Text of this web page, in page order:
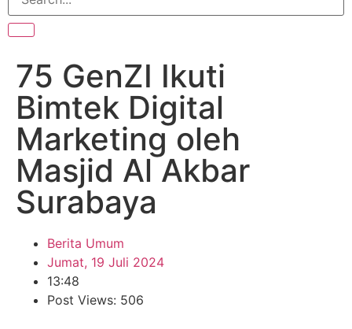
75 GenZI Ikuti
Bimtek Digital
Marketing oleh
Masjid Al Akbar
Surabaya
Berita Umum
Jumat, 19 Juli 2024
13:48
Post Views: 506